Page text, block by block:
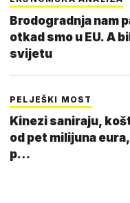
Brodogradnja nam
otkad smo u EU. A
svijetu
PELJEŠKI MOST
Kinezi saniraju,
od pet milijuna
p…